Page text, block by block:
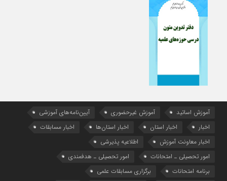
آموزش اساتید آموزش غیرحضوری
آیین‌نامه‌های آموزشی
اخبار
اخبار استان اخبار استان‌ها
اخبار مسابقات
اخبار معاونت آموزش
اطلاعیه پذیرشی
امور تحصیلی ـ امتحانات
امور تحصیلی ـ هدفمندی
برنامه امتحانات
برگزاری مسابقات علمی